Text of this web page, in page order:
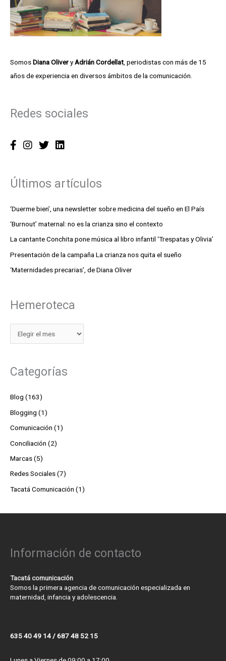
SomosDiana OliveryAdrián Cordellat , periodistas con más de 15
años de experiencia en diversos ámbitos de la comunicación.
Redes sociales
Últimos artículos
‘Duerme bien’, una newsletter sobre medicina del sueño en El País
‘Burnout’ maternal: no es la crianza sino el contexto
La cantante Conchita pone música al libro infantil ‘Trespatas y Olivia’
Presentación de la campaña La crianza nos quita el sueño
‘Maternidades precarias’, de Diana Oliver
Hemeroteca
Categorías
Blog (163)
Blogging (1)
Comunicación (1)
Conciliación (2)
Marcas(5)
Redes Sociales(7)
Tacatá Comunicación (1)
Información de contacto
Tacatá comunicación
Somos la primera agencia de comunicación especializada en
maternidad, infancia y adolescencia.
635 40 49 14 / 687 48 52 15